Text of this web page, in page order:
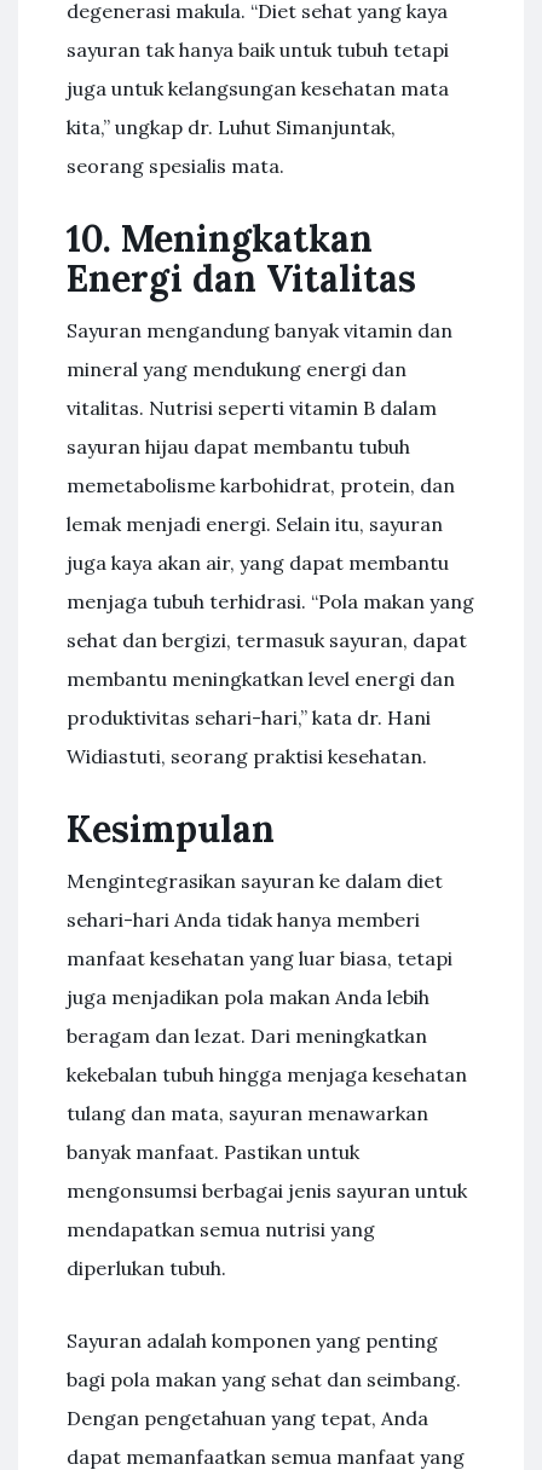
degenerasi makula. “Diet sehat yang kaya
sayuran tak hanya baik untuk tubuh tetapi
juga untuk kelangsungan kesehatan mata
kita,” ungkap dr. Luhut Simanjuntak,
seorang spesialis mata.
10. Meningkatkan
Energi dan Vitalitas
Sayuran mengandung banyak vitamin dan
mineral yang mendukung energi dan
vitalitas. Nutrisi seperti vitamin B dalam
sayuran hijau dapat membantu tubuh
memetabolisme karbohidrat, protein, dan
lemak menjadi energi. Selain itu, sayuran
juga kaya akan air, yang dapat membantu
menjaga tubuh terhidrasi. “Pola makan yang
sehat dan bergizi, termasuk sayuran, dapat
membantu meningkatkan level energi dan
produktivitas sehari-hari,” kata dr. Hani
Widiastuti, seorang praktisi kesehatan.
Kesimpulan
Mengintegrasikan sayuran ke dalam diet
sehari-hari Anda tidak hanya memberi
manfaat kesehatan yang luar biasa, tetapi
juga menjadikan pola makan Anda lebih
beragam dan lezat. Dari meningkatkan
kekebalan tubuh hingga menjaga kesehatan
tulang dan mata, sayuran menawarkan
banyak manfaat. Pastikan untuk
mengonsumsi berbagai jenis sayuran untuk
mendapatkan semua nutrisi yang
diperlukan tubuh.
Sayuran adalah komponen yang penting
bagi pola makan yang sehat dan seimbang.
Dengan pengetahuan yang tepat, Anda
dapat memanfaatkan semua manfaat yang